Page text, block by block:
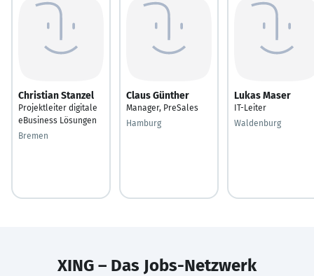
Christian Stanzel
Projektleiter digitale
eBusiness Lösungen
Bremen
Claus Günther
Manager, PreSales
Hamburg
Lukas Maser
IT-Leiter
Waldenburg
XING – Das Jobs-Netzwerk